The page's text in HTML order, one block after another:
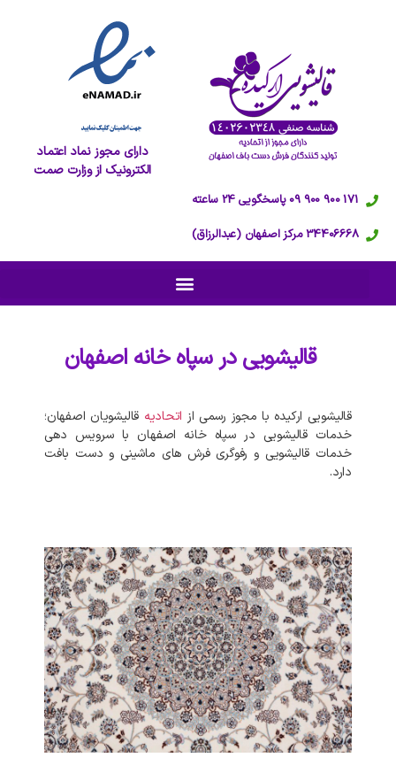
دارای مجوز نماد اعتماد
الکترونیک از وزارت صمت
171 900 900 09 پاسخگویی 24 ساعته
34406668 مرکز اصفهان (عبدالرزاق)
قالیشویی درسپاه خانه اصفهان
قالیشویی ارکیده با مجوز رسمی از اتحادیه قالیشویان اصفهان؛
خدمات قالیشویی در سپاه خانه اصفهان با سرویس دهی
خدمات قالیشویی و رفوگری فرش های ماشینی و دست بافت
دارد.